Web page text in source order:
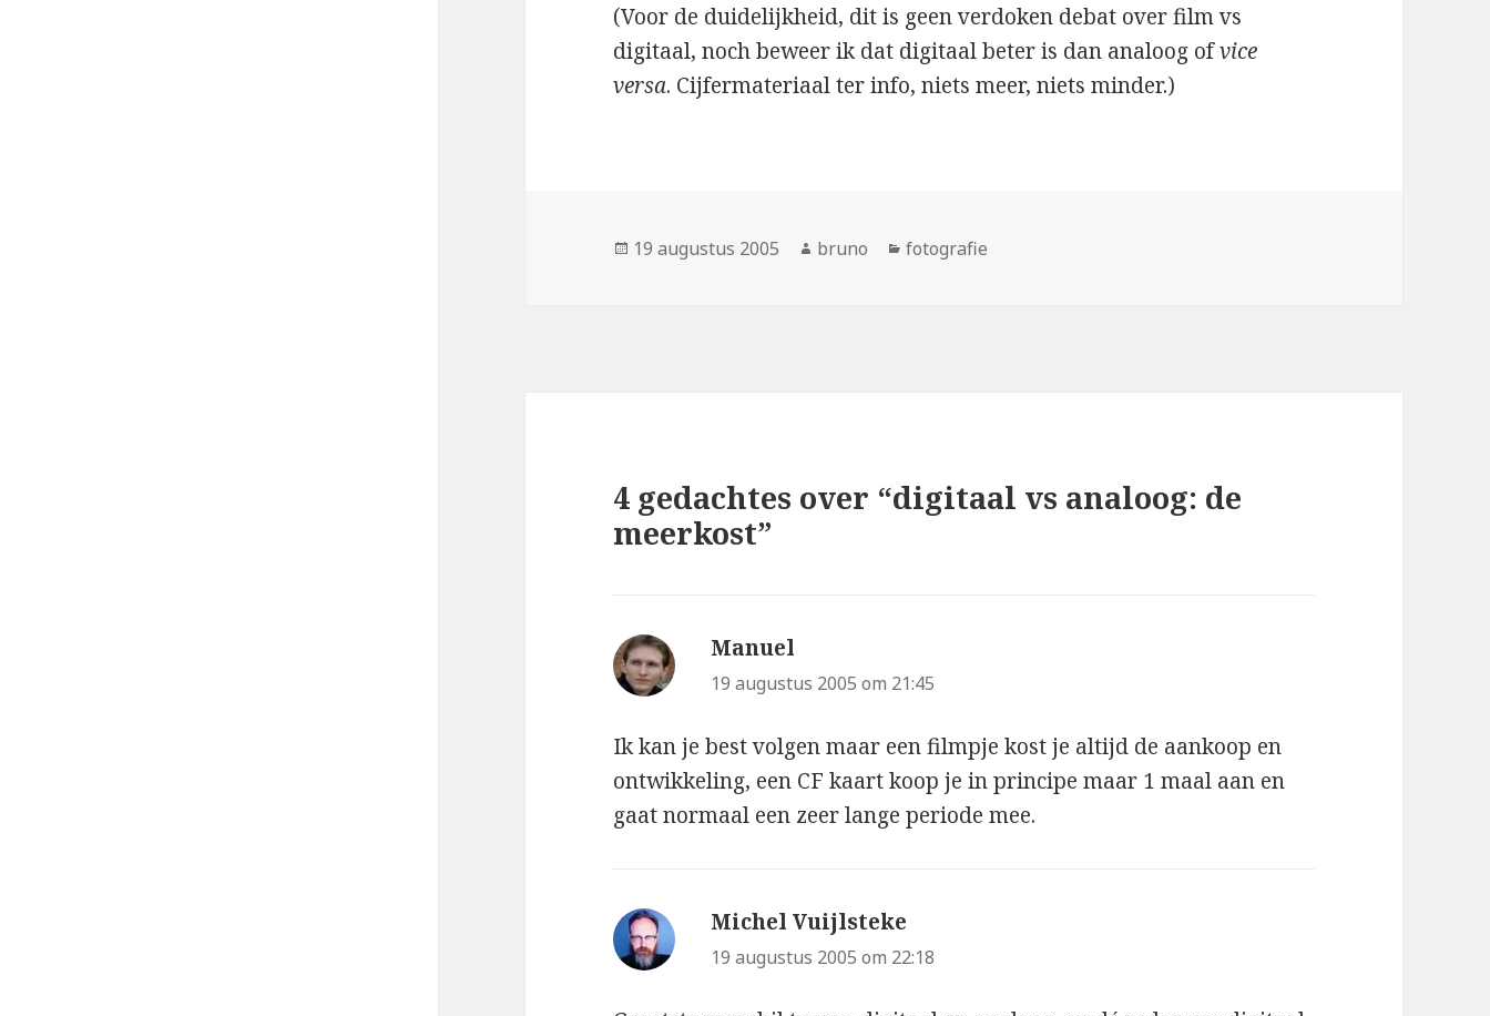
(Voor de duidelijkheid, dit is geen verdoken debat over film vs
digitaal, noch beweer ik dat digitaal beter is dan analoog ofvice
versa. Cijfermateriaal ter info, niets meer, niets minder.)
Geplaatst
19 augustus 2005 Auteur
bruno Categorieën
fotografie
4 gedachtes over “digitaal vs analoog: de
meerkost”
Manuel
19 augustus 2005 om 21:45
Ik kan je best volgen maar een filmpje kost je altijd de aankoop en
ontwikkeling, een CF kaart koop je in principe maar 1 maal aan en
gaat normaal een zeer lange periode mee.
Michel Vuijlsteke
19 augustus 2005 om 22:18